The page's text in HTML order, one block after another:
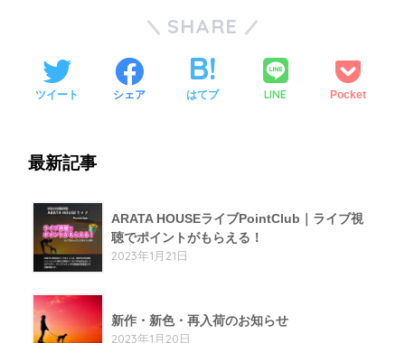
SHARE
ツイート シェア はてブ LINE Pocket
最新記事
ARATA HOUSEライブPointClub｜ライブ視
聴でポイントがもらえる！
2023年1月21日
新作・新色・再入荷のお知らせ
2023年1月20日